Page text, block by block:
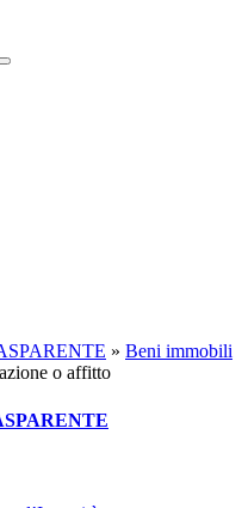
» Beni immobili
o affitto